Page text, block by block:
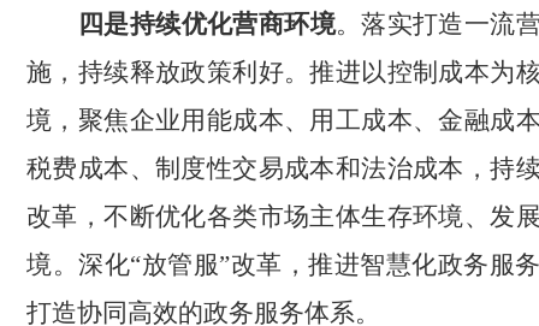
四是持续优化营商环境。落实打造一流
施，持续释放政策利好。推进以控制成本为
境，聚焦企业用能成本、用工成本、金融成
税费成本、制度性交易成本和法治成本，持
改革，不断优化各类市场主体生存环境、发
境。深化“放管服”改革，推进智慧化政务服
打造协同高效的政务服务体系。